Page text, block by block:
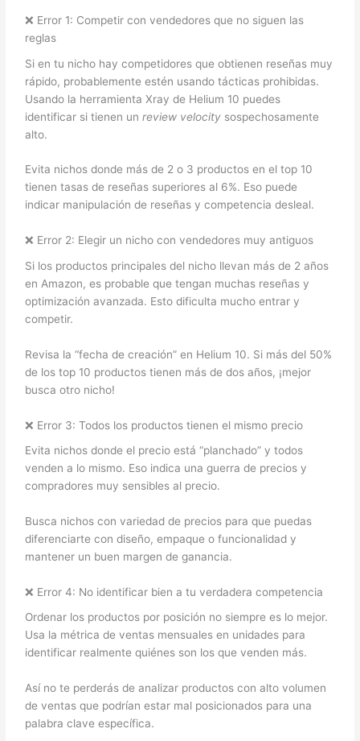
❌ Error 1: Competir con vendedores que no siguen las
reglas
Si en tu nicho hay competidores que obtienen reseñas muy
rápido, probablemente estén usando tácticas prohibidas.
Usando la herramienta Xray de Helium 10 puedes
identificar si tienen unreview velocity sospechosamente
alto.
Evita nichos donde más de 2 o 3 productos en el top 10
tienen tasas de reseñas superiores al 6%. Eso puede
indicar manipulación de reseñas y competencia desleal.
❌ Error 2: Elegir un nicho con vendedores muy antiguos
Si los productos principales del nicho llevan más de 2 años
en Amazon, es probable que tengan muchas reseñas y
optimización avanzada. Esto dificulta mucho entrar y
competir.
Revisa la “fecha de creación” en Helium 10. Si más del 50%
de los top 10 productos tienen más de dos años, ¡mejor
busca otro nicho!
❌ Error 3: Todos los productos tienen el mismo precio
Evita nichos donde el precio está “planchado” y todos
venden a lo mismo. Eso indica una guerra de precios y
compradores muy sensibles al precio.
Busca nichos con variedad de precios para que puedas
diferenciarte con diseño, empaque o funcionalidad y
mantener un buen margen de ganancia.
❌ Error 4: No identificar bien a tu verdadera competencia
Ordenar los productos por posición no siempre es lo mejor.
Usa la métrica de ventas mensuales en unidades para
identificar realmente quiénes son los que venden más.
Así no te perderás de analizar productos con alto volumen
de ventas que podrían estar mal posicionados para una
palabra clave específica.